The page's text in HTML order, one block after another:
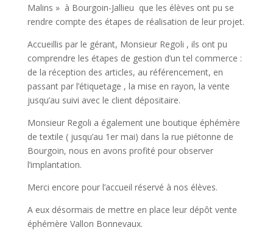
Malins » à Bourgoin-Jallieu que les élèves ont pu se
rendre compte des étapes de réalisation de leur projet.
Accueillis par le gérant, Monsieur Regoli , ils ont pu
comprendre les étapes de gestion d’un tel commerce :
de la réception des articles, au référencement, en
passant par l’étiquetage , la mise en rayon, la vente
jusqu’au suivi avec le client dépositaire.
Monsieur Regoli a également une boutique éphémère
de textile ( jusqu’au 1er mai) dans la rue piétonne de
Bourgoin, nous en avons profité pour observer
l’implantation.
Merci encore pour l’accueil réservé à nos élèves.
A eux désormais de mettre en place leur dépôt vente
éphémère Vallon Bonnevaux.